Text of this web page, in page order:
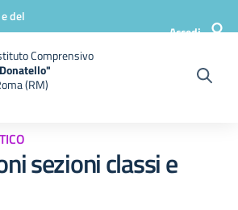
del
Accedi
Comprensivo
(RM)
sezioni classi e